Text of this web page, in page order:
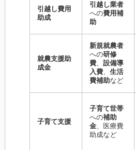
引越し費用
助成
引越し業者
への費用補
助
就農支援助
成金
新規就農者
への研修
費、 設備導
入費、 生活
費補助など
子育て支援
子育て世帯
への補助
金、医療費
助成など